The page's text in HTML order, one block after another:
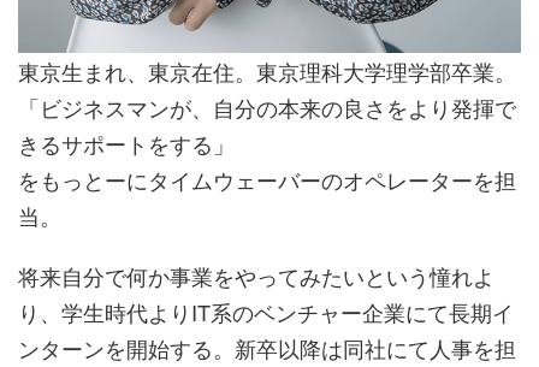
東京生まれ、東京在住。東京理科大学理学部卒業。
「ビジネスマンが、自分の本来の良さをより発揮で
きるサポートをする」
をもっとーにタイムウェーバーのオペレーターを担
当。
将来自分で何か事業をやってみたいという憧れよ
り、学生時代よりIT系のベンチャー企業にて長期イ
ンターンを開始する。新卒以降は同社にて人事を担